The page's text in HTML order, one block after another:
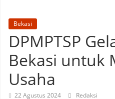
Bekasi
DPMPTSP
Bekasi untuk
Usaha
22 Agustus 2024 Redaksi